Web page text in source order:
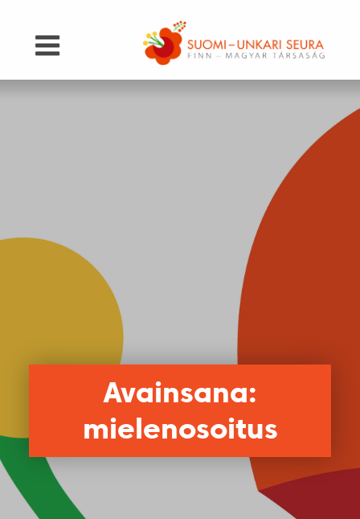
Avainsana:
mielenosoitus